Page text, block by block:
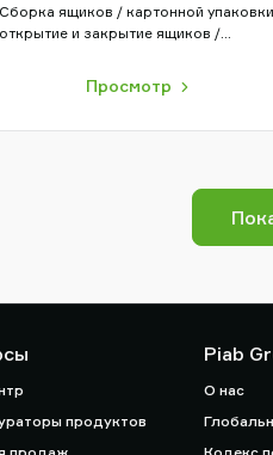
Сборка ящиков / картонной
открытие и закрытие ящиков /
перемещение с упаковкой роботами
Просмотр
продуктов
Piab
О нас